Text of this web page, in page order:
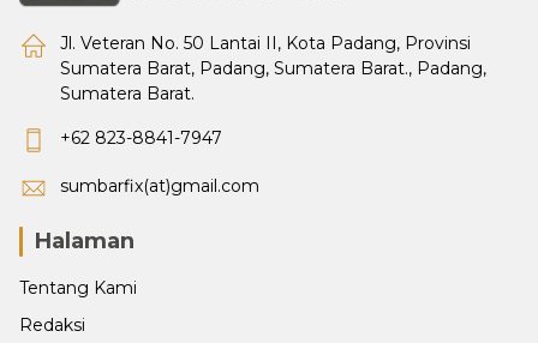
Jl. Veteran No. 50 Lantai II, Kota Padang, Provinsi
Sumatera Barat, Padang, Sumatera Barat., Padang,
Sumatera Barat.
+62 823-8841-7947
sumbarfix(at)gmail.com
Halaman
Tentang Kami
Redaksi